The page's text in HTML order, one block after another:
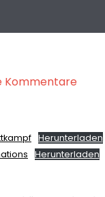
Kommentare
Herunterladen
Herunterladen